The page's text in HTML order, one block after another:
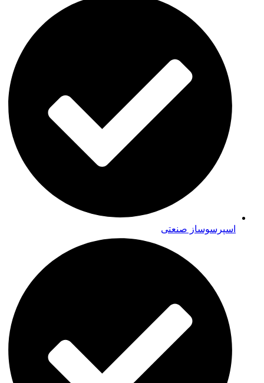
اسپرسوساز صنعتی